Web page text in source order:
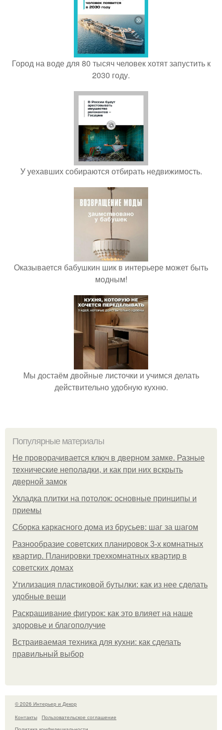
Город на воде для 80 тысяч человек хотят запустить к
2030 году.
У уехавших собираются отбирать недвижимость.
Оказывается бабушкин шик в интерьере может быть
модным!
Мы достаём двойные листочки и учимся делать
действительно удобную кухню.
Популярные материалы
Не проворачивается ключ в дверном замке. Разные
технические неполадки, и как при них вскрыть
дверной замок
Укладка плитки на потолок: основные принципы и
приемы
Сборка каркасного дома из брусьев: шаг за шагом
Разнообразие советских планировок 3-х комнатных
квартир. Планировки трехкомнатных квартир в
советских домах
Утилизация пластиковой бутылки: как из нее сделать
удобные вещи
Раскрашивание фигурок: как это влияет на наше
здоровье и благополучие
Встраиваемая техника для кухни: как сделать
правильный выбор
© 2026 Интерьер и Декор
Контакты
Пользовательское соглашение